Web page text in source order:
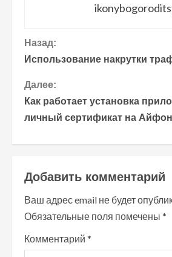
П
о
д
о
л
ж
и
т
Назад:
Использование накрутки
Далее:
Как работает установка
личный сертификат на
Добавить комментарий
Ваш адрес email не будет
Обязательные поля помечены *
Комментарий *